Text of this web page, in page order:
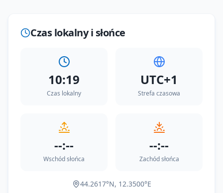
Czas lokalny i słońce
10:19
Czas lokalny
UTC+1
Strefa czasowa
--:--
Wschód słońca
--:--
Zachód słońca
44.2617°N, 12.3500°E